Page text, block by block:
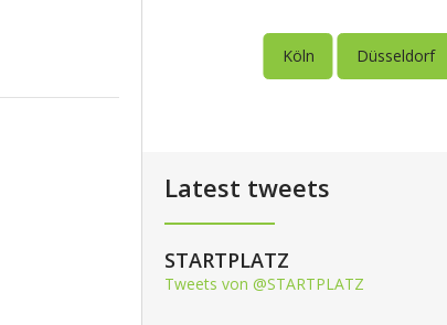
Köln Düsseldorf
Latest tweets
STARTPLATZ
Tweets von @STARTPLATZ